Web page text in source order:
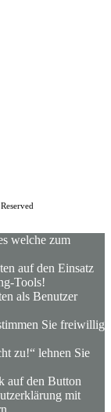
welche zum
auf den Einsatz
Tools!
als Benutzer
Sie freiwillig
zu!“ lehnen Sie
auf den Button
mit